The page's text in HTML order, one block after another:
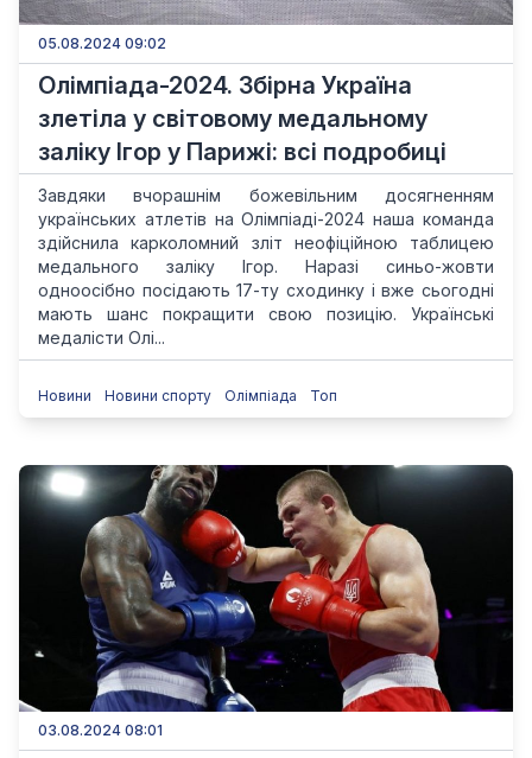
05.08.2024 09:02
Олімпіада-2024. Збірна Україна
злетіла у світовому медальному
заліку Ігор у Парижі: всі подробиці
Завдяки вчорашнім божевільним досягненням
українських атлетів на Олімпіаді-2024 наша команда
здійснила карколомний зліт неофіційною таблицею
медального заліку Ігор. Наразі синьо-жовти
одноосібно посідають 17-ту сходинку і вже сьогодні
мають шанс покращити свою позицію. Українські
медалісти Олі...
Новини Новини спорту Олімпіада Топ
03.08.2024 08:01